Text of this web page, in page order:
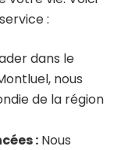
:
dans le
nous
de la région
: Nous